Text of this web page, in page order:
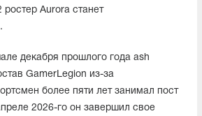
ростер Aurora станет
декабря прошлого года ash
GamerLegion из-за
более пяти лет занимал пост
2026-го он завершил свое